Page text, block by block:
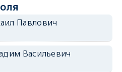
Павлович
Васильевич